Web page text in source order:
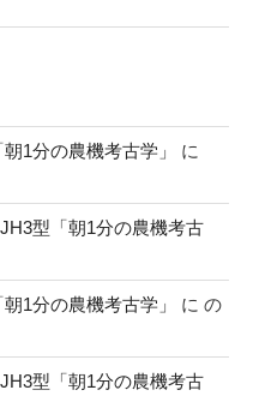
1分の農機考古学」
に
型「朝1分の農機考古
1分の農機考古学」 に の
型「朝1分の農機考古